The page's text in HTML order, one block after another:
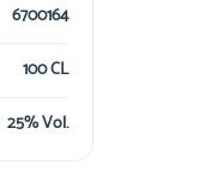
6700164
100 CL
25% Vol.